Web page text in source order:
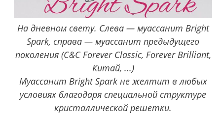
На дневном свету. Слева — муассанит Bright
Spark, справа — муассанит предыдущего
поколения (C&C Forever Classic, Forever Brilliant,
Китай, ...)
Муассанит Bright Spark не желтит в любых
условиях благодаря специальной структуре
кристаллической решетки.